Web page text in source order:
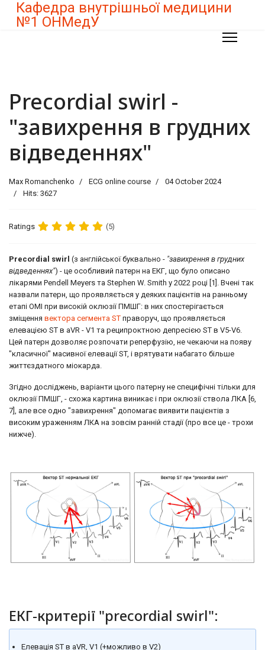
Кафедра внутрішньої медицини
№1 ОНМедУ
Precordial swirl -
"завихрення в грудних
відведеннях"
Max Romanchenko ECG online course
04 October 2024
Hits: 3627
Ratings (5)
Precordial swirl (з англійської буквально - "завихрення в грудних
відведеннях") - це особливий патерн на ЕКГ, що було описано
лікарями Pendell Meyers та Stephen W. Smith у 2022 році [1]. Вчені так
назвали патерн, що проявляється у деяких пацієнтів на ранньому
етапі ОМІ при високій оклюзії ПМШГ: в них спостерігається
зміщення вектора сегмента ST праворуч, що проявляється
елевацією ST в aVR - V1 та реципроктною депресією ST в V5-V6.
Цей патерн дозволяє розпочати реперфузію, не чекаючи на появу
"класичної" масивної елевації ST, і врятувати набагато більше
життєздатного міокарда.
Згідно досліджень, варіанти цього патерну не специфічні тільки для
оклюзії ПМШГ, - схожа картина виникає і при оклюзії ствола ЛКА [6,
7], але все одно "завихрення" допомагає виявити пацієнтів з
високим ураженням ЛКА на зовсім ранній стадії (про все це - трохи
нижче).
ЕКГ-критерії "precordial swirl":
Елевація ST в aVR, V1 (+можливо в V2)